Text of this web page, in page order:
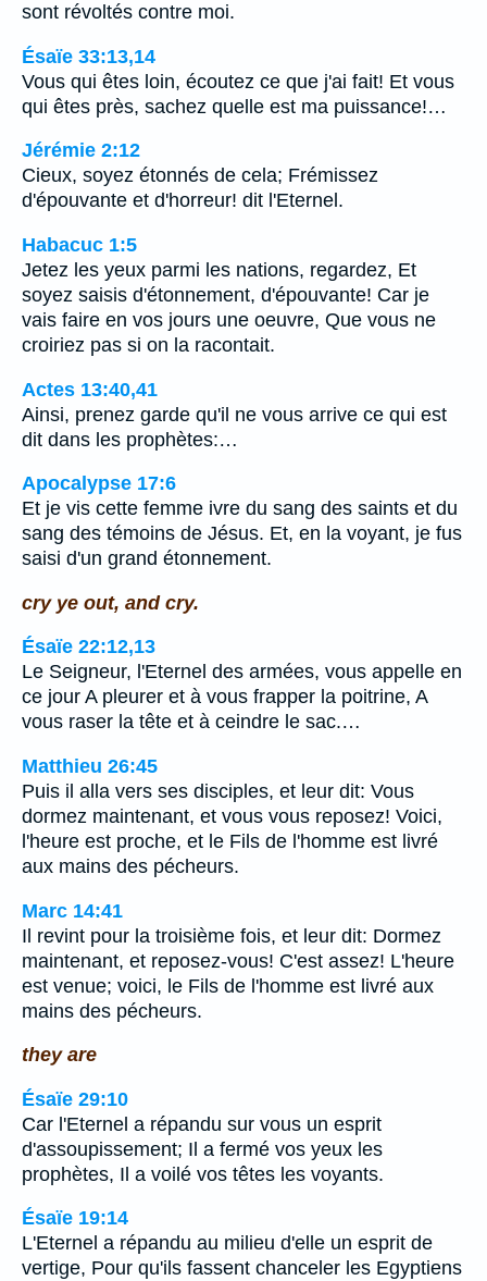
sont révoltés contre moi.
Ésaïe 33:13,14
Vous qui êtes loin, écoutez ce que j'ai fait! Et vous
qui êtes près, sachez quelle est ma puissance!…
Jérémie 2:12
Cieux, soyez étonnés de cela; Frémissez
d'épouvante et d'horreur! dit l'Eternel.
Habacuc 1:5
Jetez les yeux parmi les nations, regardez, Et
soyez saisis d'étonnement, d'épouvante! Car je
vais faire en vos jours une oeuvre, Que vous ne
croiriez pas si on la racontait.
Actes 13:40,41
Ainsi, prenez garde qu'il ne vous arrive ce qui est
dit dans les prophètes:…
Apocalypse 17:6
Et je vis cette femme ivre du sang des saints et du
sang des témoins de Jésus. Et, en la voyant, je fus
saisi d'un grand étonnement.
cry ye out, and cry.
Ésaïe 22:12,13
Le Seigneur, l'Eternel des armées, vous appelle en
ce jour A pleurer et à vous frapper la poitrine, A
vous raser la tête et à ceindre le sac.…
Matthieu 26:45
Puis il alla vers ses disciples, et leur dit: Vous
dormez maintenant, et vous vous reposez! Voici,
l'heure est proche, et le Fils de l'homme est livré
aux mains des pécheurs.
Marc 14:41
Il revint pour la troisième fois, et leur dit: Dormez
maintenant, et reposez-vous! C'est assez! L'heure
est venue; voici, le Fils de l'homme est livré aux
mains des pécheurs.
they are
Ésaïe 29:10
Car l'Eternel a répandu sur vous un esprit
d'assoupissement; Il a fermé vos yeux les
prophètes, Il a voilé vos têtes les voyants.
Ésaïe 19:14
L'Eternel a répandu au milieu d'elle un esprit de
vertige, Pour qu'ils fassent chanceler les Egyptiens